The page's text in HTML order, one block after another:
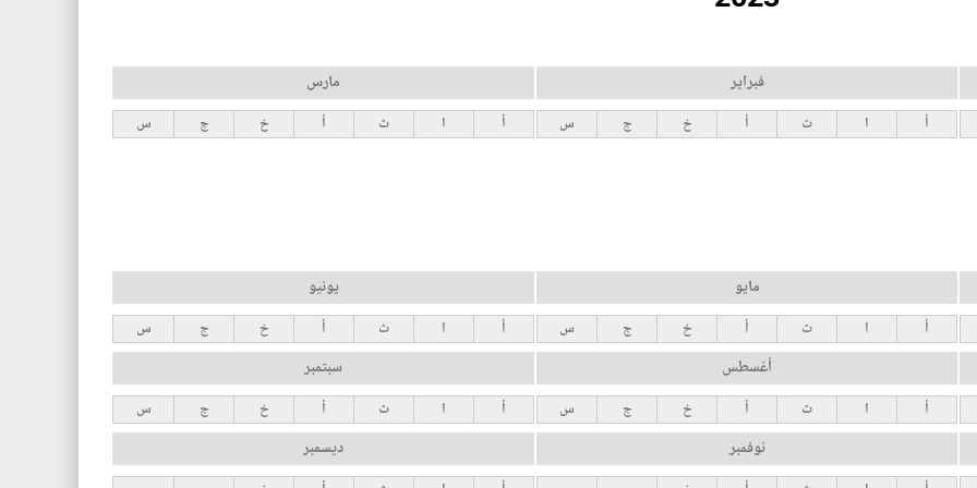
فبراير
أ ا ث أ خ ج س
مارس
أ ا ث أ خ ج س
مايو
أ ا ث أ خ ج س
يونيو
أ ا ث أ خ ج س
أغسطس
أ ا ث أ خ ج س
سبتمبر
أ ا ث أ خ ج س
نوفمبر ديسمبر